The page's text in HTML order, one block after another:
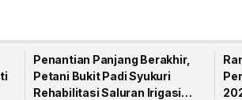
Penantian Panjang Berakhir,
Petani Bukit Padi Syukuri
Rehabilitasi Saluran Irigasi